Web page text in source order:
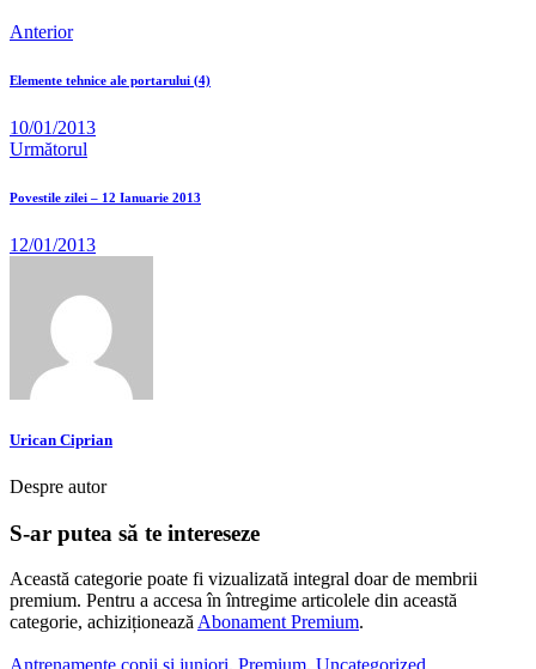
Anterior
Elemente tehnice ale portarului (4)
10/01/2013
Următorul
Povestile zilei – 12 Ianuarie 2013
12/01/2013
Urican Ciprian
Despre autor
S-ar putea să te intereseze
Această categorie poate fi vizualizată integral doar de membrii
premium. Pentru a accesa în întregime articolele din această
categorie, achiziționeazăAbonament Premium.